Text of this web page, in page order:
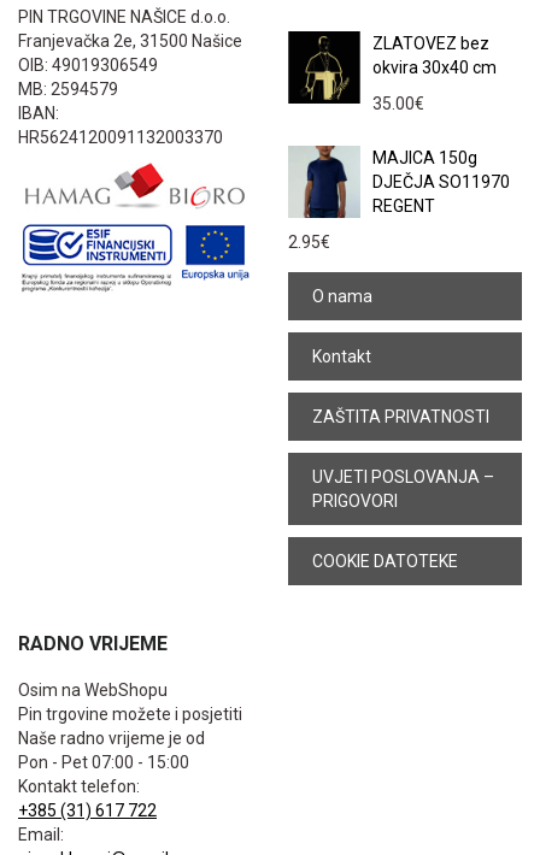
PIN TRGOVINE NAŠICE d.o.o.
Franjevačka 2e, 31500 Našice
OIB: 49019306549
MB: 2594579
IBAN:
HR5624120091132003370
ZLATOVEZ bez
okvira 30x40 cm
35.00€
MAJICA 150g
DJEČJA SO11970
REGENT
2.95€
O nama
Kontakt
ZAŠTITA PRIVATNOSTI
UVJETI POSLOVANJA –
PRIGOVORI
COOKIE DATOTEKE
RADNO VRIJEME
Osim na WebShopu
Pin trgovine možete i posjetiti
Naše radno vrijeme je od
Pon - Pet 07:00 - 15:00
Kontakt telefon:
+385 (31) 617 722
Email: